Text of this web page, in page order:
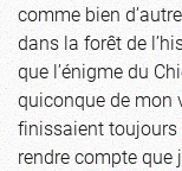
comme bien
dans la forêt de
que l’énigme du
quiconque de mon
finissaient toujours
rendre compte que